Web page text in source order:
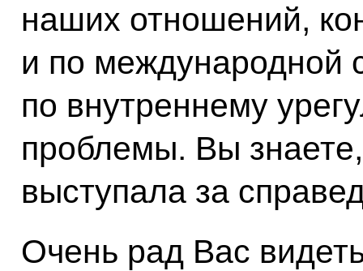
наших отношений,
и по международной
по внутреннему
проблемы. Вы
выступала за
Очень рад Вас